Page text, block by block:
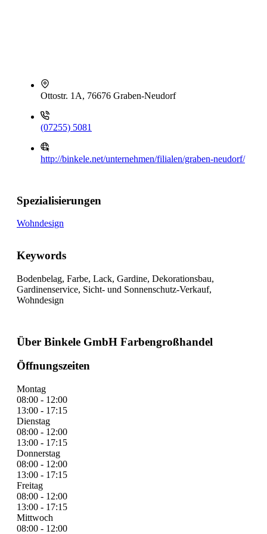
Ottostr. 1A, 76676 Graben-Neudorf
(07255) 5081
http://binkele.net/unternehmen/filialen/graben-neudorf/
Spezialisierungen
Wohndesign
Keywords
Bodenbelag, Farbe, Lack, Gardine, Dekorationsbau,
Gardinenservice, Sicht- und Sonnenschutz-Verkauf,
Wohndesign
Über Binkele GmbH Farbengroßhandel
Öffnungszeiten
Montag
08:00 - 12:00
13:00 - 17:15
Dienstag
08:00 - 12:00
13:00 - 17:15
Donnerstag
08:00 - 12:00
13:00 - 17:15
Freitag
08:00 - 12:00
13:00 - 17:15
Mittwoch
08:00 - 12:00